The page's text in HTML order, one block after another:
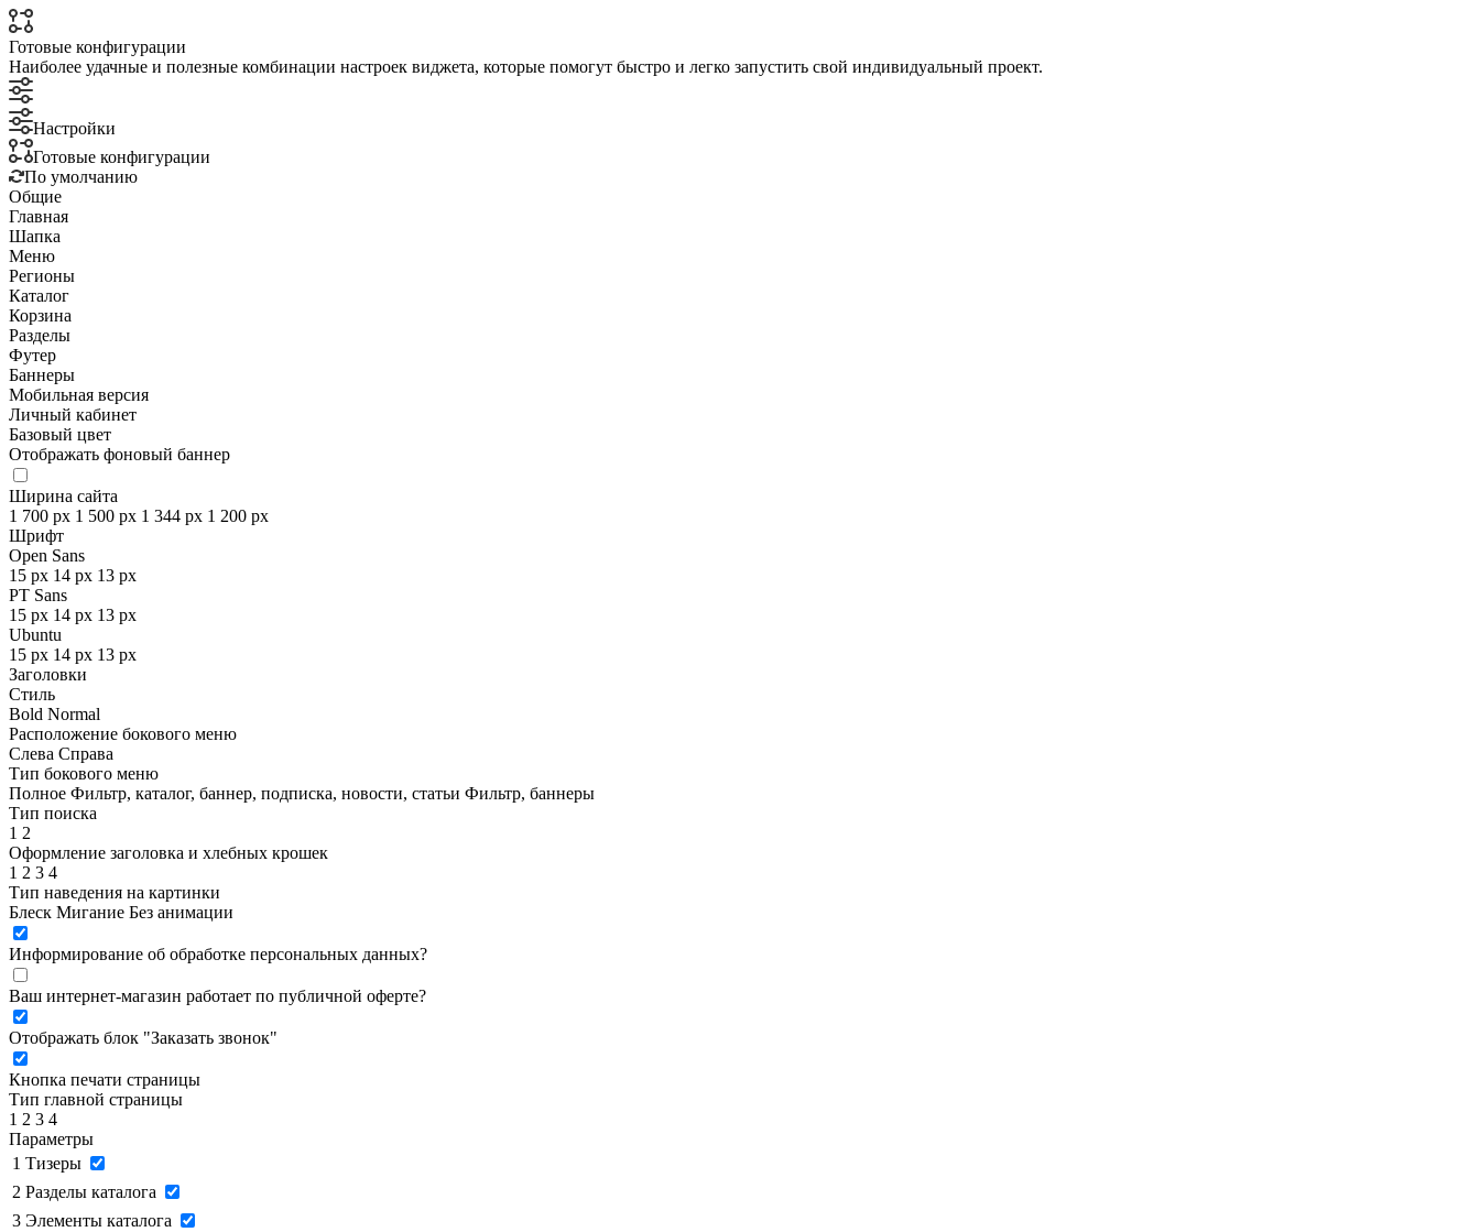
Готовые конфигурации
Наиболее удачные и полезные комбинации настроек виджета, которые помогут быстро и легко запустить свой индивидуальный проект.
Настройки
Готовые конфигурации
По умолчанию
Общие
Главная
Шапка
Меню
Регионы
Каталог
Корзина
Разделы
Футер
Баннеры
Мобильная версия
Личный кабинет
Базовый цвет
Отображать фоновый баннер
Ширина сайта
1 700 px 1 500 px 1 344 px 1 200 px
Шрифт
Open Sans
15 px 14 px 13 px
PT Sans
15 px 14 px 13 px
Ubuntu
15 px 14 px 13 px
Заголовки
Стиль
Bold Normal
Расположение бокового меню
Слева Справа
Тип бокового меню
Полное Фильтр, каталог, баннер, подписка, новости, статьи Фильтр, баннеры
Тип поиска
1 2
Оформление заголовка и хлебных крошек
1 2 3 4
Тип наведения на картинки
Блеск Мигание Без анимации
Информирование об обработке персональных данных?
Ваш интернет-магазин работает по публичной оферте?
Отображать блок "Заказать звонок"
Кнопка печати страницы
Тип главной страницы
1 2 3 4
Параметры
1 Тизеры
2 Разделы каталога
3 Элементы каталога